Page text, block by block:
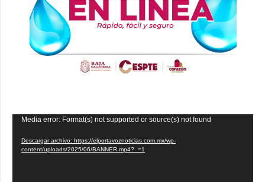
Reproductor
vídeo
Media error: Format(s) not supported or source(s) not found
Descargar archivo: https://elportavoznoticias.com.mx/wp-
content/uploads/2025/06/BANNER.mp4?_=1